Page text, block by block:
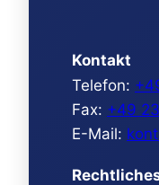
Kontakt
Telefon:
Fax: +49
E-Mail: